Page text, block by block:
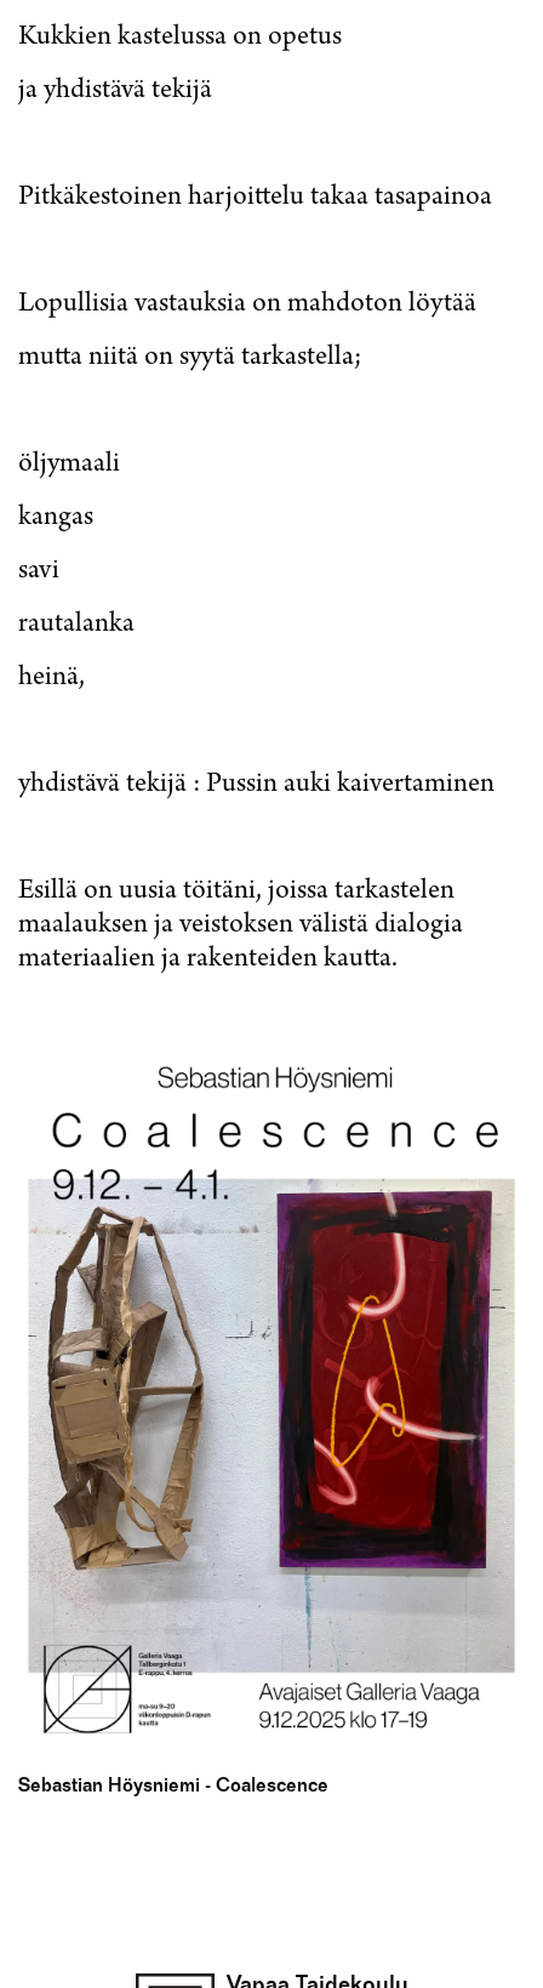
Kukkien kastelussa on opetus
ja yhdistävä tekijä
Pitkäkestoinen harjoittelu takaa tasapainoa
Lopullisia vastauksia on mahdoton löytää
mutta niitä on syytä tarkastella;
öljymaali
kangas
savi
rautalanka
heinä,
yhdistävä tekijä : Pussin auki kaivertaminen
Esillä on uusia töitäni, joissa tarkastelen
maalauksen ja veistoksen välistä dialogia
materiaalien ja rakenteiden kautta.
Sebastian Höysniemi - Coalescence